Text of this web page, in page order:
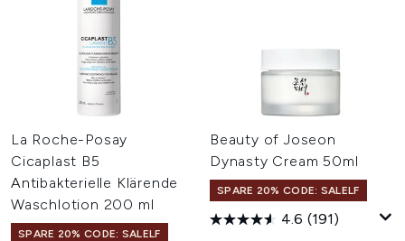
La Roche-Posay
Cicaplast B5
Antibakterielle Klärende
Waschlotion 200 ml
SPARE 20% CODE: SALELF
Beauty of Joseon
Dynasty Cream 50ml
SPARE 20% CODE: SALELF
4.6 (191)